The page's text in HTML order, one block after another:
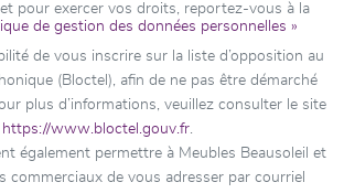
pour exercer vos droits, reportez-vous à la
de gestion des données personnelles »
de vous inscrire sur la liste d’opposition au
(Bloctel), afin de ne pas être démarché
plus d’informations, veuillez consulter le site
https://www.bloctel.gouv.fr.
également permettre à Meubles Beausoleil et
commerciaux de vous adresser par courriel